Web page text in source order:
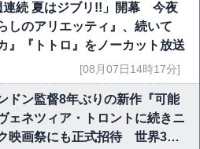
連続 夏はジブリ!!」開幕 今夜
しのアリエッティ』、続いて
』『トトロ』をノーカット放送
[08月07日14時17分]
ドン監督8年ぶりの新作『可能
ェネツィア・トロントに続きニ
映画祭にも正式招待 世界3大